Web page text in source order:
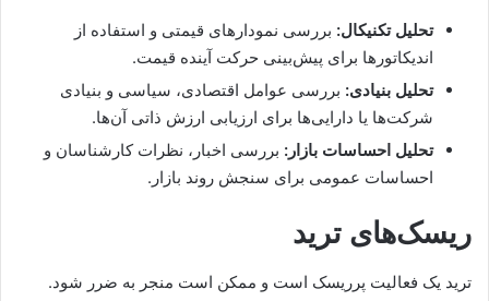
تحلیل تکنیکال: بررسی نمودارهای قیمتی و استفاده از
اندیکاتورها برای پیش‌بینی حرکت آینده قیمت.
تحلیل بنیادی: بررسی عوامل اقتصادی، سیاسی و بنیادی
شرکت‌ها یا دارایی‌ها برای ارزیابی ارزش ذاتی آن‌ها.
تحلیل احساسات بازار: بررسی اخبار، نظرات کارشناسان و
احساسات عمومی برای سنجش روند بازار.
ریسک‌های ترید
ترید یک فعالیت پرریسک است و ممکن است منجر به ضرر شود.